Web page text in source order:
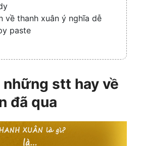
về thanh xuân ý nghĩa dễ
paste
những stt hay về
đã qua